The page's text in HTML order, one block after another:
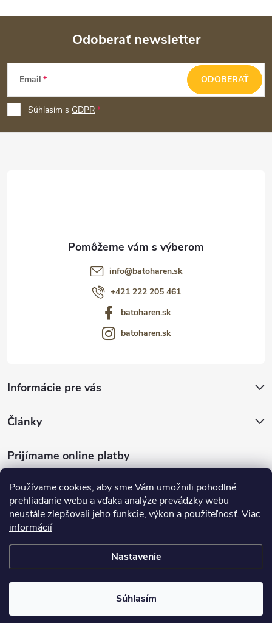
Používame cookies, aby sme Vám umožnili pohodlné
prehliadanie webu a vďaka analýze prevádzky webu
neustále zlepšovali jeho funkcie, výkon a použiteľnosť. Viac
informácií
Nastavenie
Súhlasím
Z
p
ä
Odoberať newsletter
Email
Súhlasím s GDPR
ODOBERAŤ
Informácie pre vás
Články
Prijímame online platby
info@batoharen.sk
+421 222 205 461
batoharen.sk
batoharen.sk
nastavenie cookies